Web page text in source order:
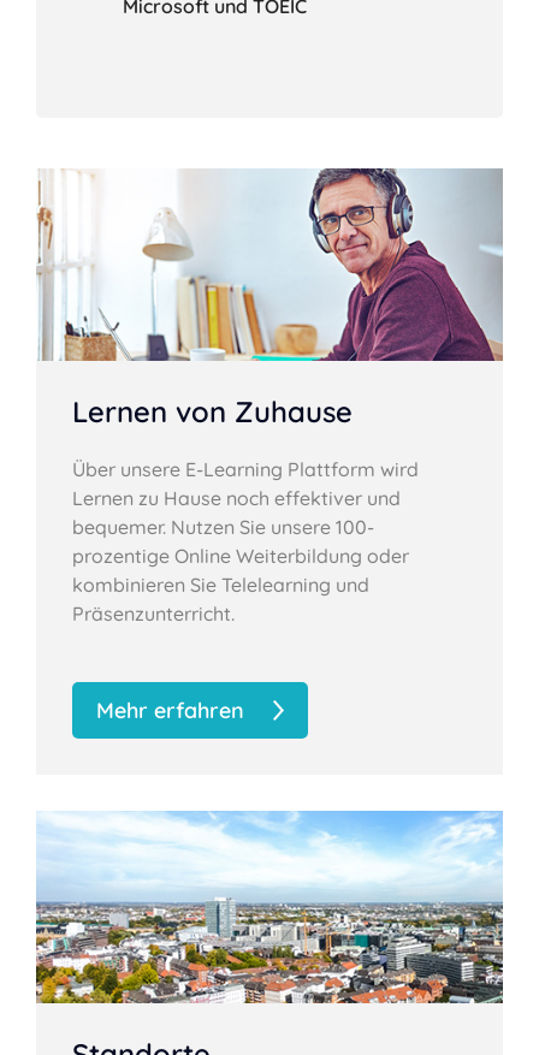
Microsoft und TOEIC
Lernen von Zuhause
Über unsere E-Learning Plattform wird
Lernen zu Hause noch effektiver und
bequemer. Nutzen Sie unsere 100-
prozentige Online Weiterbildung oder
kombinieren Sie Telelearning und
Präsenzunterricht.
Mehr erfahren